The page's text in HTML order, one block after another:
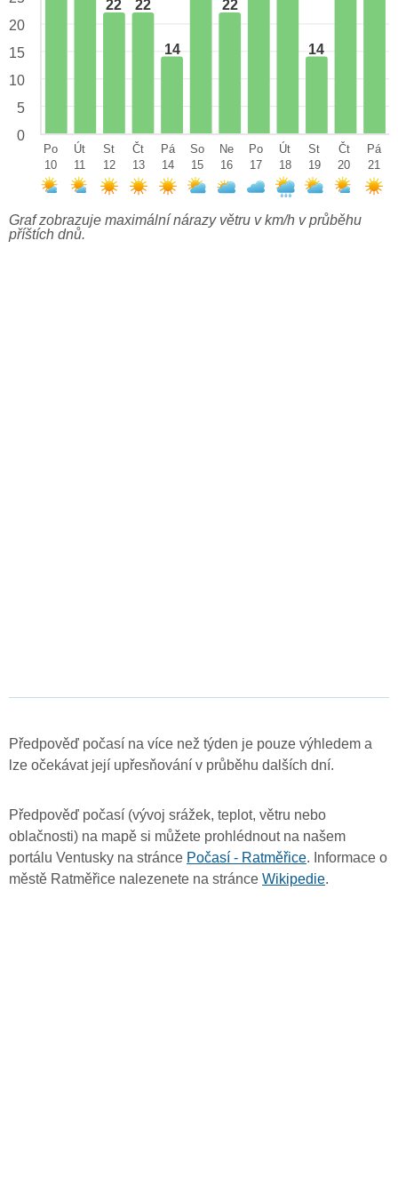
22 22
14
22
14
20
15
10
5
0
Po
10
Út
11
St
12
Čt
13
Pá
14
So
15
Ne
16
Po
17
Út
18
St
19
Čt
20
Pá
21
Graf zobrazuje maximální nárazy větru v km/h v průběhu
příštích dnů.
Předpověď počasí na více než týden je pouze výhledem a
lze očekávat její upřesňování v průběhu dalších dní.
Předpověď počasí (vývoj srážek, teplot, větru nebo
oblačnosti) na mapě si můžete prohlédnout na našem
portálu Ventusky na stránce Počasí - Ratměřice. Informace o
městě Ratměřice nalezenete na stránce Wikipedie.